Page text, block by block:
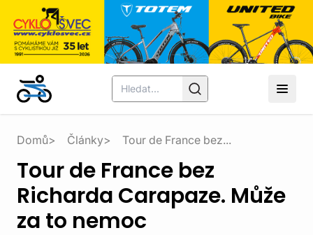
Domů Články Tour de France bez...
Tour de France bez
Richarda Carapaze. Může
za to nemoc